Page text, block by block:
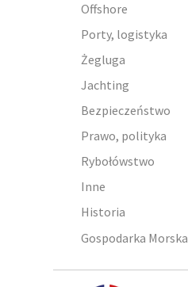
Offshore
Porty, logistyka
Żegluga
Jachting
Bezpieczeństwo
Prawo, polityka
Rybołówstwo
Inne
Historia
Gospodarka Morska